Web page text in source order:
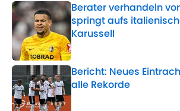
Berater verhandeln
springt aufs
Karussell
Published by on Invalid Date
Bericht: Neues
alle Rekorde
Published by on Invalid Date